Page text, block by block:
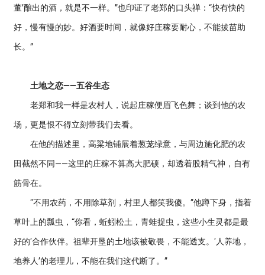
董’酿出的酒，就是不一样。”也印证了老郑的口头禅：“快有快的
好，慢有慢的妙。好酒要时间，就像好庄稼要耐心，不能拔苗助
长。”
土地之恋——五谷生态
老郑和我一样是农村人，说起庄稼便眉飞色舞；谈到他的农
场，更是恨不得立刻带我们去看。
在他的描述里，高粱地铺展着葱茏绿意，与周边施化肥的农
田截然不同——这里的庄稼不算高大肥硕，却透着股精气神，自有
筋骨在。
“不用农药，不用除草剂，村里人都笑我傻。”他蹲下身，指着
草叶上的瓢虫，“你看，蚯蚓松土，青蛙捉虫，这些小生灵都是最
好的‘合作伙伴。祖辈开垦的土地该被敬畏，不能透支。‘人养地，
地养人’的老理儿，不能在我们这代断了。”